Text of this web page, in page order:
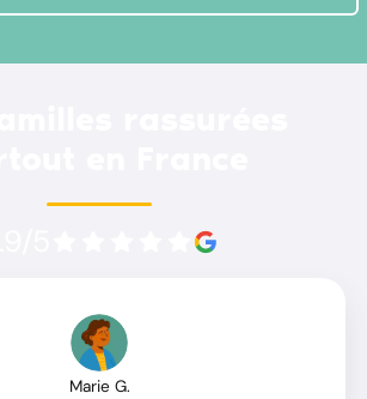
Marie G.